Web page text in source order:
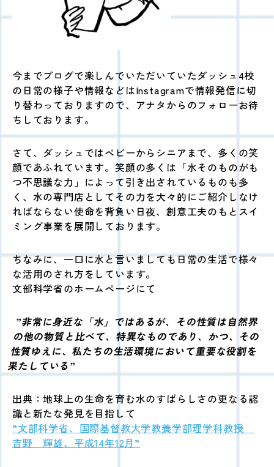
今までブログで楽しんでいただいていたダッシュ4校
の日常の様子や情報などはInstagramで情報発信に切
り替わっておりますので、アナタからのフォローお待
ちしております。
さて、ダッシュではベビーからシニアまで、多くの笑
顔であふれています。笑顔の多くは 「水そのものがも
つ不思議な力」によって引き出されているものも多
く、水の専門店としてその力を大々的にご紹介しなけ
ればならない使命を背負い日夜、創意工夫のもとスイ
ミング事業を展開しております。
ちなみに、一口に水と言いましても日常の生活で様々
な活用のされ方をしています。
文部科学省のホームページにて
”非常に身近な「水」ではあるが、その性質は自然界
の他の物質と比べて、特異なものであり、かつ、その
性質ゆえに、私たちの生活環境において重要な役割を
果たしている”
出典：地球上の生命を育む水のすばらしさの更なる認
識と新たな発見を目指して
”文部科学省、国際基督教大学教養学部理学科教授
吉野 輝雄、平成14年12月”